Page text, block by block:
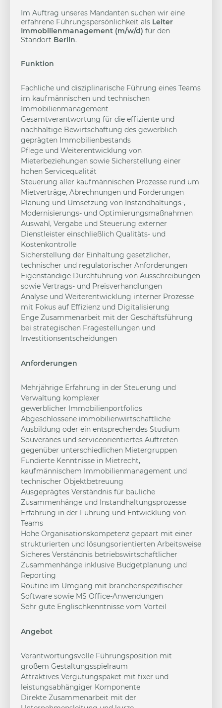
Im Auftrag unseres Mandanten suchen wir eine
erfahrene Führungspersönlichkeit als Leiter
Immobilienmanagement (m/w/d) für den
Standort Berlin.
Funktion
Fachliche und disziplinarische Führung eines Teams
im kaufmännischen und technischen
Immobilienmanagement
Gesamtverantwortung für die effiziente und
nachhaltige Bewirtschaftung des gewerblich
geprägten Immobilienbestands
Pflege und Weiterentwicklung von
Mieterbeziehungen sowie Sicherstellung einer
hohen Servicequalität
Steuerung aller kaufmännischen Prozesse rund um
Mietverträge, Abrechnungen und Forderungen
Planung und Umsetzung von Instandhaltungs-,
Modernisierungs- und Optimierungsmaßnahmen
Auswahl, Vergabe und Steuerung externer
Dienstleister einschließlich Qualitäts- und
Kostenkontrolle
Sicherstellung der Einhaltung gesetzlicher,
technischer und regulatorischer Anforderungen
Eigenständige Durchführung von Ausschreibungen
sowie Vertrags- und Preisverhandlungen
Analyse und Weiterentwicklung interner Prozesse
mit Fokus auf Effizienz und Digitalisierung
Enge Zusammenarbeit mit der Geschäftsführung
bei strategischen Fragestellungen und
Investitionsentscheidungen
Anforderungen
Mehrjährige Erfahrung in der Steuerung und
Verwaltung komplexer
gewerblicher Immobilienportfolios
Abgeschlossene immobilienwirtschaftliche
Ausbildung oder ein entsprechendes Studium
Souveränes und serviceorientiertes Auftreten
gegenüber unterschiedlichen Mietergruppen
Fundierte Kenntnisse in Mietrecht,
kaufmännischem Immobilienmanagement und
technischer Objektbetreuung
Ausgeprägtes Verständnis für bauliche
Zusammenhänge und Instandhaltungsprozesse
Erfahrung in der Führung und Entwicklung von
Teams
Hohe Organisationskompetenz gepaart mit einer
strukturierten und lösungsorientierten Arbeitsweise
Sicheres Verständnis betriebswirtschaftlicher
Zusammenhänge inklusive Budgetplanung und
Reporting
Routine im Umgang mit branchenspezifischer
Software sowie MS Office-Anwendungen
Sehr gute Englischkenntnisse vom Vorteil
Angebot
Verantwortungsvolle Führungsposition mit
großem Gestaltungsspielraum
Attraktives Vergütungspaket mit fixer und
leistungsabhängiger Komponente
Direkte Zusammenarbeit mit der